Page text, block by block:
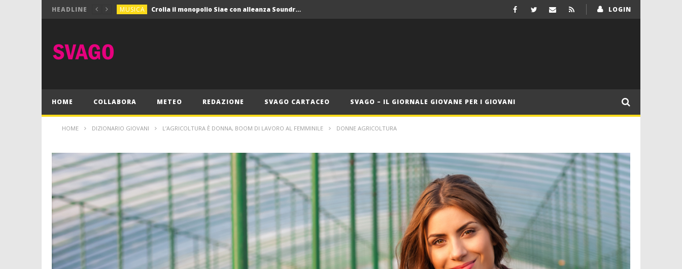
HEADLINE MUSICA Crolla il monopolio Siae con alleanza Soundreef – LEA
MUSICA Crolla il monopolio Siae con alleanza Soundreef – LEA
LOGIN
HOME COLLABORA METEO REDAZIONE SVAGO CARTACEO SVAGO – IL GIORNALE GIOVANE PER I GIOVANI
HOME DIZIONARIO GIOVANI L’AGRICOLTURA È DONNA, BOOM DI LAVORO AL FEMMINILE DONNE AGRICOLTURA